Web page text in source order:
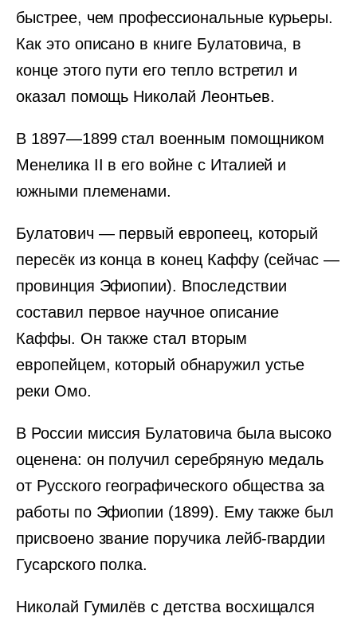
быстрее, чем профессиональные курьеры.
Как это описано в книге Булатовича, в
конце этого пути его тепло встретил и
оказал помощь Николай Леонтьев.
В 1897—1899 стал военным помощником
Менелика II в его войне с Италией и
южными племенами.
Булатович — первый европеец, который
пересёк из конца в конец Каффу (сейчас —
провинция Эфиопии). Впоследствии
составил первое научное описание
Каффы. Он также стал вторым
европейцем, который обнаружил устье
реки Омо.
В России миссия Булатовича была высоко
оценена: он получил серебряную медаль
от Русского географического общества за
работы по Эфиопии (1899). Ему также был
присвоено звание поручика лейб-гвардии
Гусарского полка.
Николай Гумилёв с детства восхищался